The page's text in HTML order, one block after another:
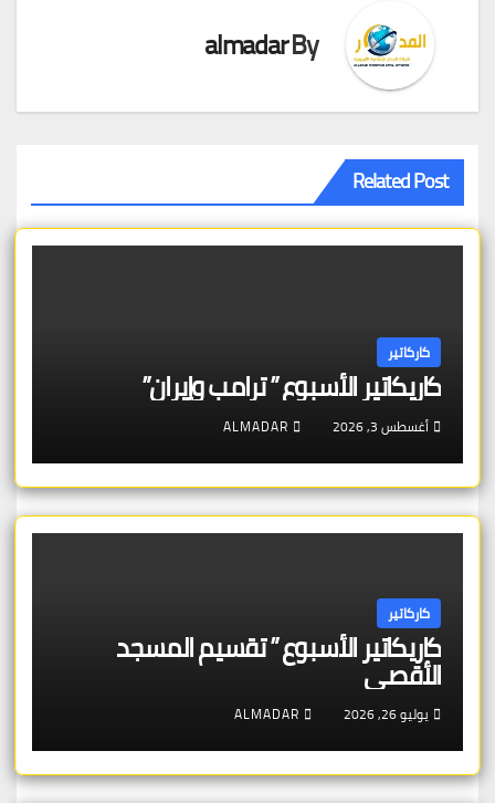
By
almadar
Related Post
كاركاتير
كاريكاتير الأسبوع ” ترامب وإيران”
أغسطس 3, 2026 ALMADAR
كاركاتير
كاريكاتير الأسبوع ” تقسيم المسجد
الأقصى
يوليو 26, 2026 ALMADAR